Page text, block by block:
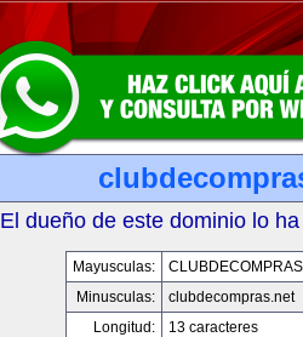
El dueño de este dominio lo
Mayusculas:
Minusculas:
clubdecompras.net
Longitud:
13 caracteres